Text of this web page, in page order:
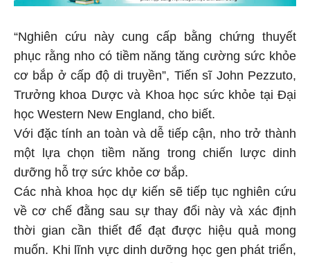
“Nghiên cứu này cung cấp bằng chứng thuyết
phục rằng nho có tiềm năng tăng cường sức khỏe
cơ bắp ở cấp độ di truyền”, Tiến sĩ John Pezzuto,
Trưởng khoa Dược và Khoa học sức khỏe tại Đại
học Western New England, cho biết.
Với đặc tính an toàn và dễ tiếp cận, nho trở thành
một lựa chọn tiềm năng trong chiến lược dinh
dưỡng hỗ trợ sức khỏe cơ bắp.
Các nhà khoa học dự kiến sẽ tiếp tục nghiên cứu
về cơ chế đằng sau sự thay đổi này và xác định
thời gian cần thiết để đạt được hiệu quả mong
muốn. Khi lĩnh vực dinh dưỡng học gen phát triển,